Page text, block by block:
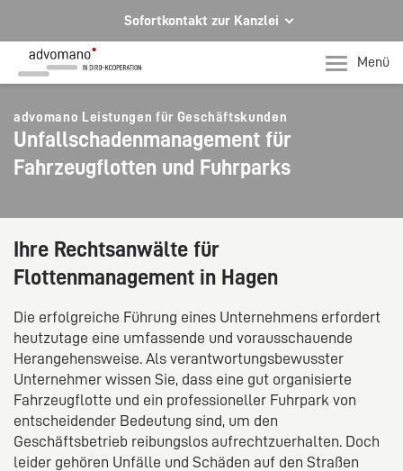
Sofortkontakt zur Kanzlei
Ihre Rechtsberatung in Hagen und Iserlohn
Ihr direkter Kontakt zu uns
Telefon Hagen
+49 2331 91599-0
Telefon Iserlohn
Per E-Mail für Sie da.
mail@advomano.de
Menü
advomano Leistungen für Geschäftskunden
Unfallschadenmanagement für
Fahrzeugflotten und Fuhrparks
Ihre Rechtsanwälte für
Flottenmanagement in Hagen
Die erfolgreiche Führung eines Unternehmens erfordert
heutzutage eine umfassende und vorausschauende
Herangehensweise. Als verantwortungsbewusster
Unternehmer wissen Sie, dass eine gut organisierte
Fahrzeugflotte und ein professioneller Fuhrpark von
entscheidender Bedeutung sind, um den
Geschäftsbetrieb reibungslos aufrechtzuerhalten. Doch
leider gehören Unfälle und Schäden auf den Straßen